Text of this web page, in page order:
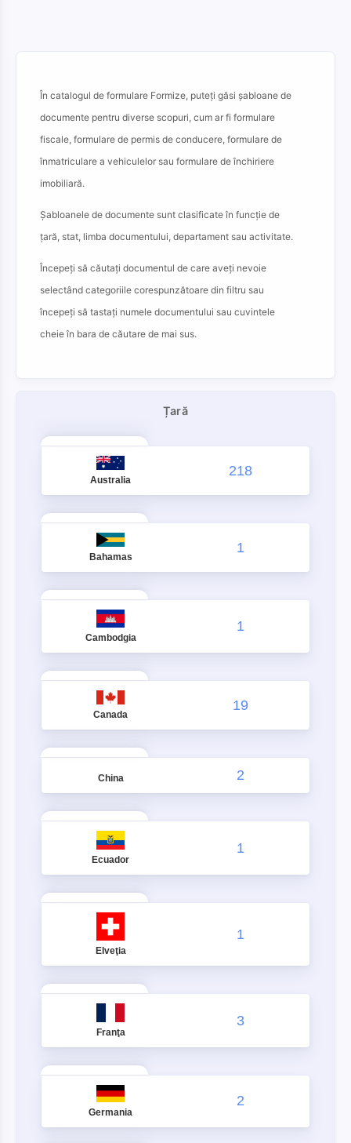
În catalogul de formulare Formize, puteți găsi șabloane de
documente pentru diverse scopuri, cum ar fi formulare
fiscale, formulare de permis de conducere, formulare de
înmatriculare a vehiculelor sau formulare de închiriere
imobiliară.
Șabloanele de documente sunt clasificate în funcție de
țară, stat, limba documentului, departament sau activitate.
Începeți să căutați documentul de care aveți nevoie
selectând categoriile corespunzătoare din filtru sau
începeți să tastați numele documentului sau cuvintele
cheie în bara de căutare de mai sus.
Țară
Australia
218
Bahamas
1
Cambodgia
1
Canada
19
China 2
Ecuador
1
Elveţia
1
Franţa
3
Germania
2